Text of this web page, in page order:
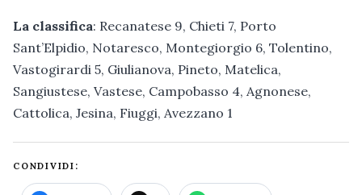
La classifica: Recanatese 9, Chieti 7, Porto
Sant’Elpidio, Notaresco, Montegiorgio 6, Tolentino,
Vastogirardi 5, Giulianova, Pineto, Matelica,
Sangiustese, Vastese, Campobasso 4, Agnonese,
Cattolica, Jesina, Fiuggi, Avezzano 1
CONDIVIDI: